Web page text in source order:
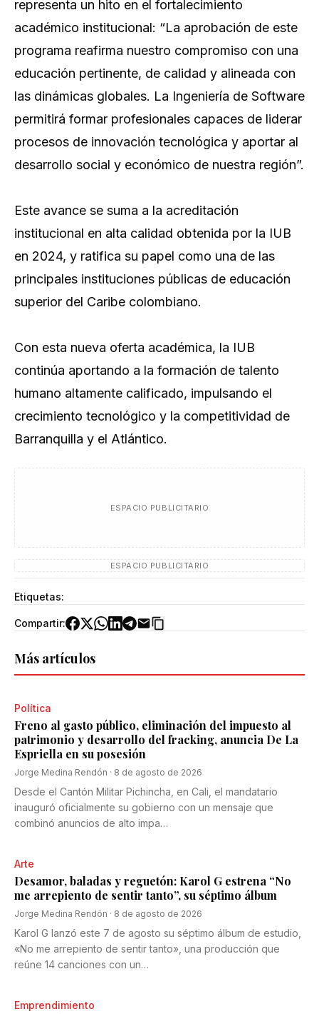
representa un hito en el fortalecimiento
académico institucional: “La aprobación de este
programa reafirma nuestro compromiso con una
educación pertinente, de calidad y alineada con
las dinámicas globales. La Ingeniería de Software
permitirá formar profesionales capaces de liderar
procesos de innovación tecnológica y aportar al
desarrollo social y económico de nuestra región”.
Este avance se suma a la acreditación
institucional en alta calidad obtenida por la IUB
en 2024, y ratifica su papel como una de las
principales instituciones públicas de educación
superior del Caribe colombiano.
Con esta nueva oferta académica, la IUB
continúa aportando a la formación de talento
humano altamente calificado, impulsando el
crecimiento tecnológico y la competitividad de
Barranquilla y el Atlántico.
ESPACIO PUBLICITARIO
ESPACIO PUBLICITARIO
Etiquetas:
Compartir:
Más artículos
Política
Freno al gasto público, eliminación del impuesto al
patrimonio y desarrollo del fracking, anuncia De La
Espriella en su posesión
Jorge Medina Rendón · 8 de agosto de 2026
Desde el Cantón Militar Pichincha, en Cali, el mandatario
inauguró oficialmente su gobierno con un mensaje que
combinó anuncios de alto impa…
Arte
Desamor, baladas y reguetón: Karol G estrena “No
me arrepiento de sentir tanto”, su séptimo álbum
Jorge Medina Rendón · 8 de agosto de 2026
Karol G lanzó este 7 de agosto su séptimo álbum de estudio,
«No me arrepiento de sentir tanto», una producción que
reúne 14 canciones con un…
Emprendimiento